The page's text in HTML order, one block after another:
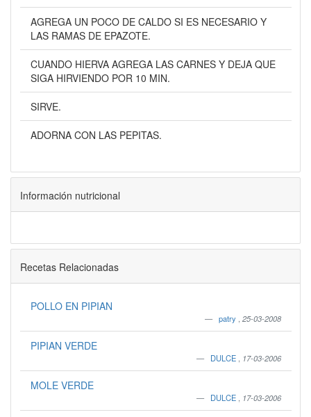
AGREGA UN POCO DE CALDO SI ES NECESARIO Y
LAS RAMAS DE EPAZOTE.
CUANDO HIERVA AGREGA LAS CARNES Y DEJA QUE
SIGA HIRVIENDO POR 10 MIN.
SIRVE.
ADORNA CON LAS PEPITAS.
Información nutricional
Recetas Relacionadas
POLLO EN PIPIAN
patry 25-03-2008
PIPIAN VERDE
DULCE 17-03-2006
MOLE VERDE
DULCE 17-03-2006